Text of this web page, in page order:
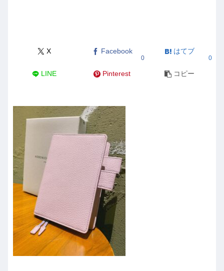
X Facebook
0
はてブ
0
LINE Pinterest コピー